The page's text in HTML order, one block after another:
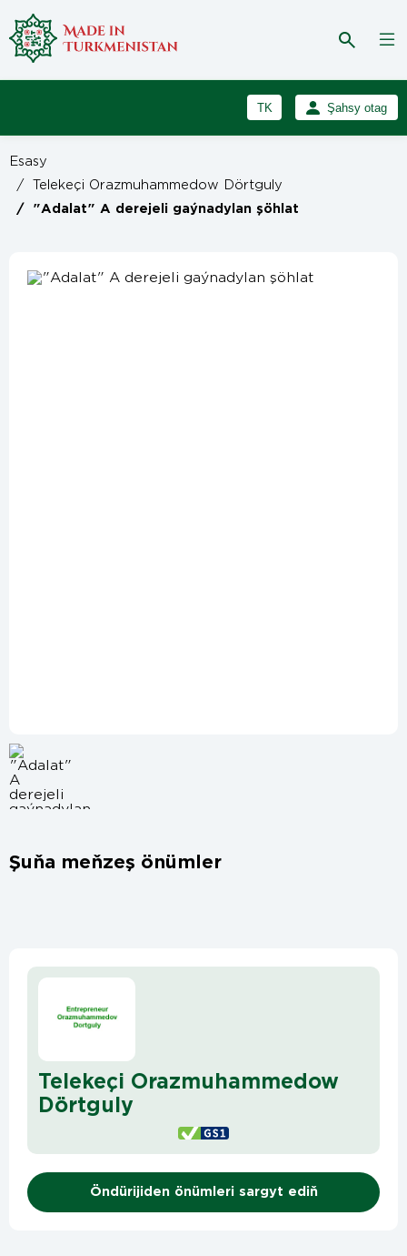
TK
RU
Şahsy otag
Esasy
/ Telekeçi Orazmuhammedow Dörtguly
/ "Adalat" A derejeli gaýnadylan şöhlat
Şuňa meňzeş önümler
Telekeçi Orazmuhammedow
Dörtguly
Öndürijiden önümleri sargyt ediň